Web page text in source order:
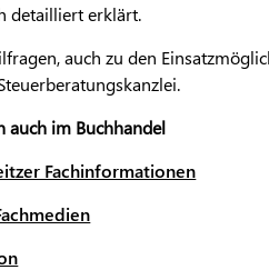
detailliert erklärt.
auch zu den
auch im Buchhandel
Fachinformationen